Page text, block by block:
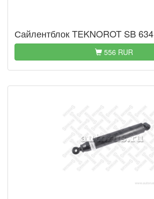
Сайлентблок TEKNOROT SB 634
556 RUR